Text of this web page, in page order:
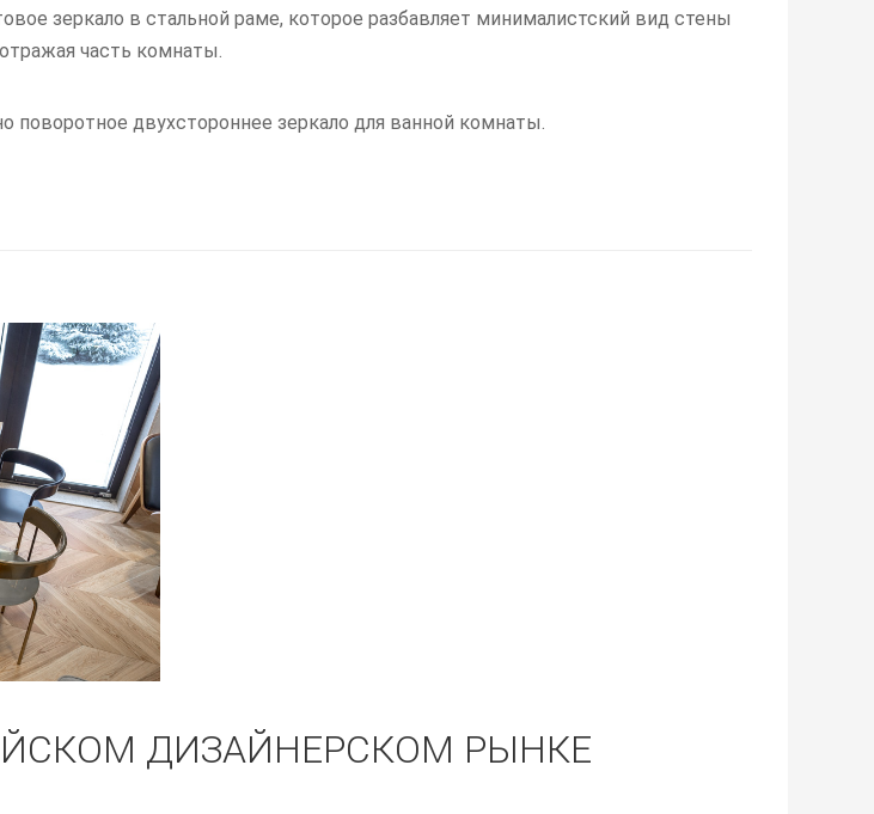
зеркало в стальной раме, которое разбавляет минималистский вид стены
часть комнаты.
поворотное двухстороннее зеркало для ванной комнаты.
ДИЗАЙНЕРСКОМ РЫНКЕ